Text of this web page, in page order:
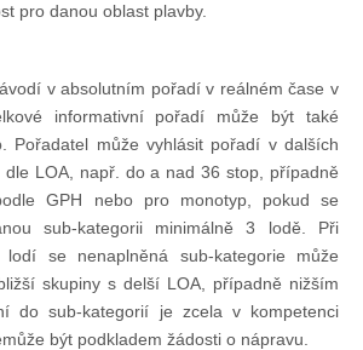
pro danou oblast plavby.
v absolutním pořadí v reálném čase v
informativní pořadí může být také
Pořadatel může vyhlásit pořadí v dalších
dle LOA, např. do a nad 36 stop, případně
GPH nebo pro monotyp, pokud se
sub-kategorii minimálně 3 lodě. Při
lodí se nenaplněná sub-kategorie může
skupiny s delší LOA, případně nižším
do sub-kategorií je zcela v kompetenci
být podkladem žádosti o nápravu.